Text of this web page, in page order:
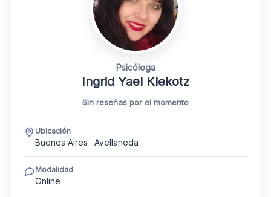
Psicóloga
Ingrid Yael Klekotz
Sin reseñas por el momento
Ubicación
Buenos Aires · Avellaneda
Modalidad
Online